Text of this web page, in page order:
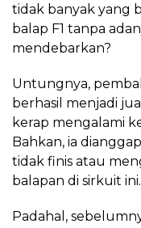
tidak banyak yang
balap F1 tanpa
mendebarkan?
Untungnya,
berhasil menjadi
kerap mengalami
Bahkan, ia
tidak finis atau
balapan di sirkuit ini.
Padahal,